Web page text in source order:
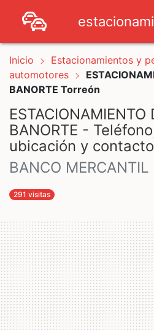
Inicio
Estacionamientos y
automotores
BANORTE Torreón
ESTACIONAMIENTO
BANORTE -
ubicación y contacto
BANCO
291 visitas